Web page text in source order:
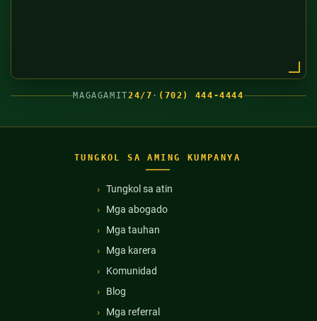
MAGAGAMIT24/7 · (702) 444-4444
TUNGKOL SA AMING KUMPANYA
Tungkol sa atin
Mga abogado
Mga tauhan
Mga karera
Komunidad
Blog
Mga referral